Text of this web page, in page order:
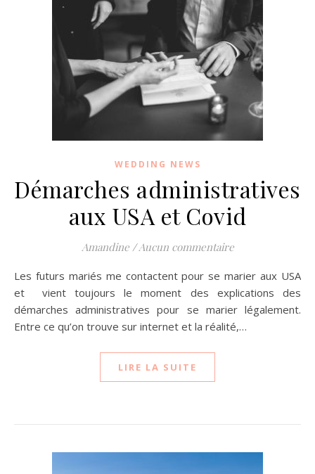
WEDDING NEWS
Démarches administratives
aux USA et Covid
Amandine /Aucun commentaire
Les futurs mariés me contactent pour se marier aux USA
et vient toujours le moment des explications des
démarches administratives pour se marier légalement.
Entre ce qu’on trouve sur internet et la réalité,…
LIRE LA SUITE